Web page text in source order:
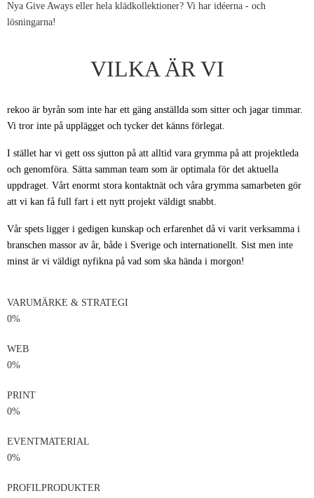
Nya Give Aways eller hela klädkollektioner? Vi har idéerna - och
lösningarna!
VILKA ÄR VI
rekoo är byrån som inte har ett gäng anställda som sitter och jagar timmar.
Vi tror inte på upplägget och tycker det känns förlegat.
I stället har vi gett oss sjutton på att alltid vara grymma på att projektleda
och genomföra. Sätta samman team som är optimala för det aktuella
uppdraget. Vårt enormt stora kontaktnät och våra grymma samarbeten gör
att vi kan få full fart i ett nytt projekt väldigt snabbt.
Vår spets ligger i gedigen kunskap och erfarenhet då vi varit verksamma i
branschen massor av år, både i Sverige och internationellt. Sist men inte
minst är vi väldigt nyfikna på vad som ska hända i morgon!
VARUMÄRKE & STRATEGI
0%
WEB
0%
PRINT
0%
EVENTMATERIAL
0%
PROFILPRODUKTER